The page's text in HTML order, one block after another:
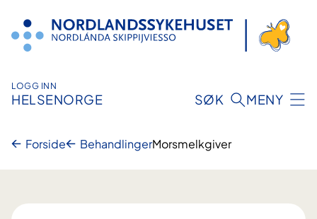
innhold
LOGG INN
HELSENORGE SØK MENY
Forside BehandlingerMorsmelkgiver